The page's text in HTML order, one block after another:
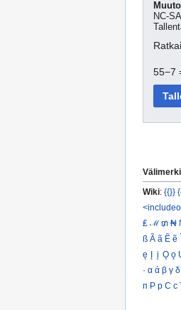
NC-
55−7
Wiki: {{}}
₤ ℳ ₥ ₦
ß Ã ã Ẽ ẽ
ę Į į Ǫ ǫ
· α ά β γ δ
п Р р С с